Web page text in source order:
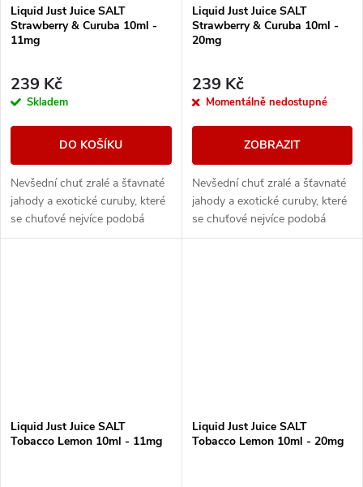
Liquid Just Juice SALT
Strawberry & Curuba 10ml -
11mg
239 Kč
Skladem
DO KOŠÍKU
Nevšední chuť zralé a šťavnaté
jahody a exotické curuby, které
se chuťové nejvíce podobá
jablku.
Liquid Just Juice SALT
Strawberry & Curuba 10ml -
20mg
239 Kč
Momentálně nedostupné
ZOBRAZIT
Nevšední chuť zralé a šťavnaté
jahody a exotické curuby, které
se chuťové nejvíce podobá
jablku.
Liquid Just Juice SALT
Tobacco Lemon 10ml - 11mg
Liquid Just Juice SALT
Tobacco Lemon 10ml - 20mg